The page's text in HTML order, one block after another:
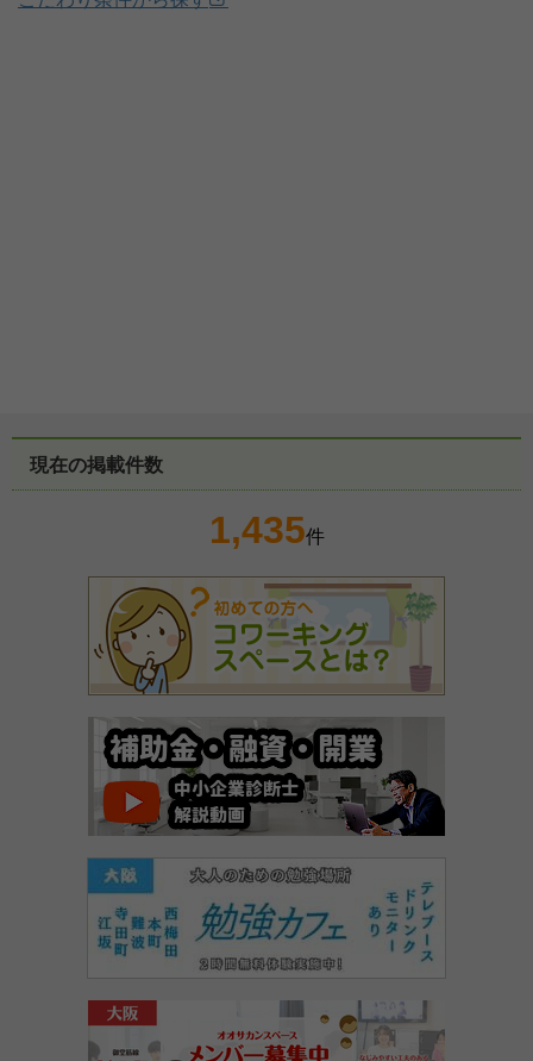
現在の掲載件数
1,435件